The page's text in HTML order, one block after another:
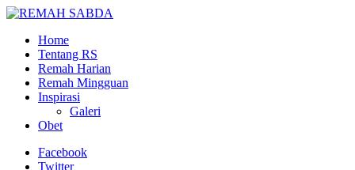
Home
Tentang RS
Remah Harian
Remah Mingguan
Inspirasi
Galeri
Obet
Facebook
Twitter